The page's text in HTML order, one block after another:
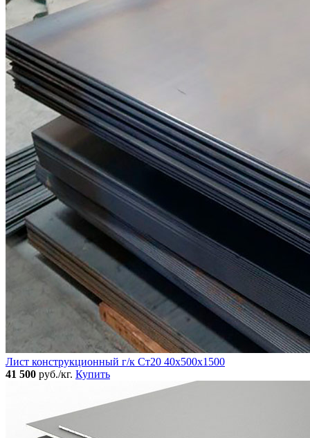
Лист конструкционный г/к Ст20 40х500х1500
41 500 руб./кг. Купить